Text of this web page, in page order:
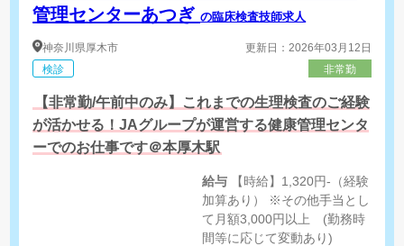
管理センターあつぎの臨床検査技師求人
神奈川県厚木市
検診
更新日：2026年03月12日
非常勤
【非常勤/午前中のみ】これまでの生理検査のご経験
が活かせる！JAグループが運営する健康管理センタ
ーでのお仕事です＠本厚木駅
給与
加算あり） ※その他手当とし
て月額3,000円以上 (勤務時
間等に応じて変動あり)